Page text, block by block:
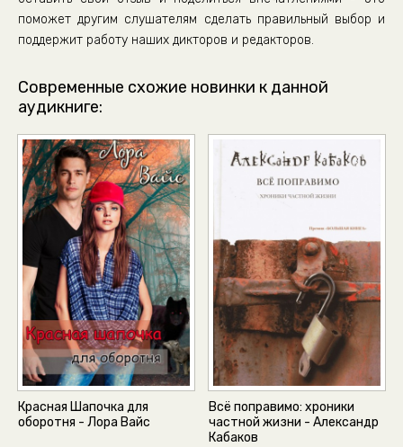
поможет другим слушателям сделать правильный выбор и
поддержит работу наших дикторов и редакторов.
Современные схожие новинки к данной
аудикниге:
Красная Шапочка для
оборотня - Лора Вайс
Всё поправимо: хроники
частной жизни - Александр
Кабаков